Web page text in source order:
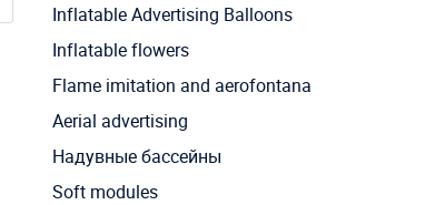
Inflatable Advertising Balloons
Inflatable flowers
Flame imitation and aerofontana
Aerial advertising
Надувные бассейны
Soft modules